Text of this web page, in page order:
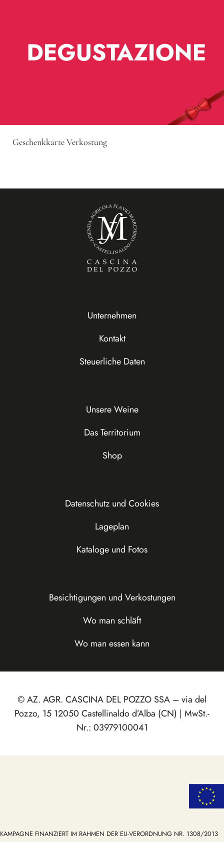
Geschenkkarte Verkostung
Unternehmen
Kontakt
Steuerliche Daten
Unsere Weine
Das Territorium
Shop
Datenschutz und Cookies
Lageplan
Kataloge und Fotos
Besichtigungen und Verkostungen
Wo man schläft
Wo man essen kann
© AZ. AGR. CASCINA DEL POZZO SSA – via del
Pozzo, 15 12050 Castellinaldo d’Alba (CN) | MwSt.-
Nr.: 03979100041
KAMPAGNE FINANZIERT IM RAHMEN DER EU-VERORDNUNG NR. 1308/2013